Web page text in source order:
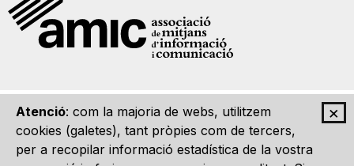
×
Atenció: com la majoria de webs, utilitzem
cookies (galetes), tant pròpies com de tercers,
per a recopilar informació estadística de la vostra
Qui som Contacte Imatge Gràfica Avís legal